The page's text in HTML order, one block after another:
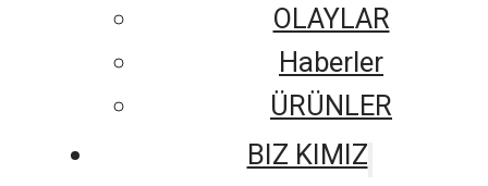
OLAYLAR
Haberler
ÜRÜNLER
BIZ KIMIZ